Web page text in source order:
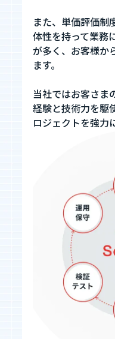
河井智
Official
エージ
Staff Blog
自主的
また、単価評価制
体性を持って業務
が多く、お客様か
ます。
当社ではお客さま
経験と技術力を駆
ロジェクトを強力